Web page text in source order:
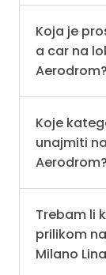
Koja je
a car na
Aerodrom?
Koje
unajmiti
Aerodrom?
Trebam li
prilikom
Milano